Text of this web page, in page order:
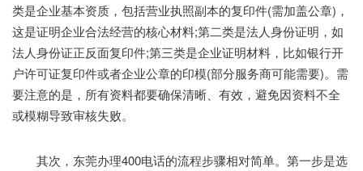
类是企业基本资质，包括营业执照副本的复印件(需加盖公章)，
这是证明企业合法经营的核心材料;第二类是法人身份证明，如
法人身份证正反面复印件;第三类是企业证明材料，比如银行开
户许可证复印件或者企业公章的印模(部分服务商可能需要)。需
要注意的是，所有资料都要确保清晰、有效，避免因资料不全
或模糊导致审核失败。
其次，东莞办理400电话的流程步骤相对简单。第一步是选